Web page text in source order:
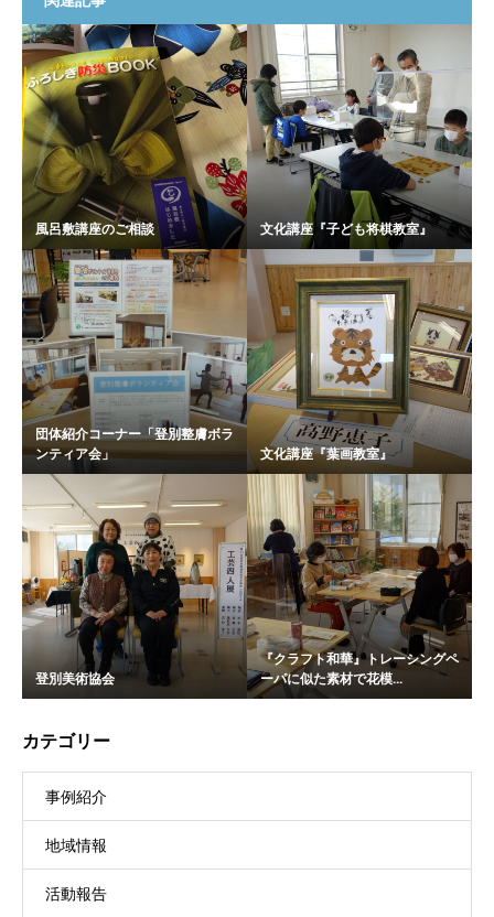
風呂敷講座のご相談 文化講座『子ども将棋教室』
団体紹介コーナー「登別整膚ボラ
ンティア会」
文化講座『葉画教室』
登別美術協会
『クラフト和華』トレーシングペ
ーパに似た素材で花模...
カテゴリー
事例紹介
地域情報
活動報告